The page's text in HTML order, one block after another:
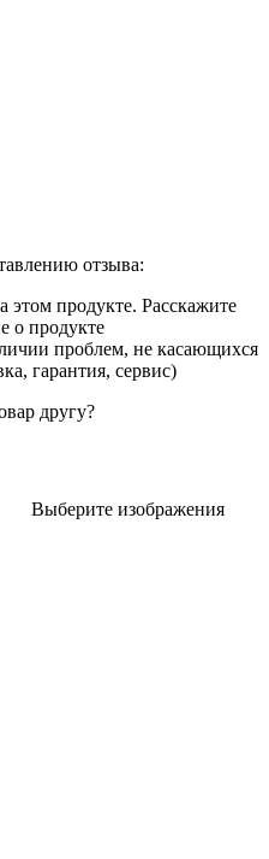
отзыва:
этом продукте. Расскажите
о продукте
проблем, не касающихся
гарантия, сервис)
другу?
Выберите изображения